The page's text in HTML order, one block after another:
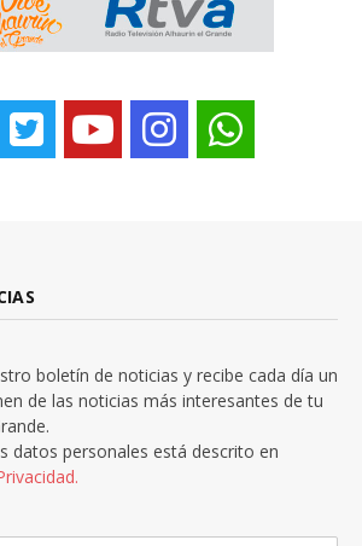
boletín de noticias y recibe cada día un
de las noticias más interesantes de tu
datos personales está descrito en